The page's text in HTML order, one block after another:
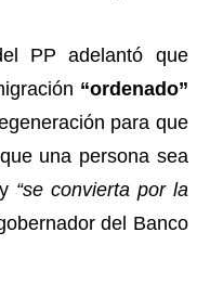
PP adelantó que
“ordenado”
para que
una persona sea
“se convierta por la
del Banco